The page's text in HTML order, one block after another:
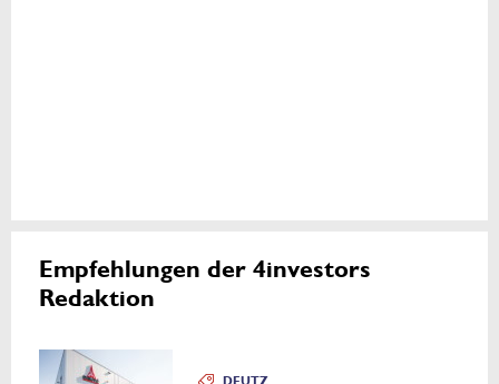
Empfehlungen der 4investors
Redaktion